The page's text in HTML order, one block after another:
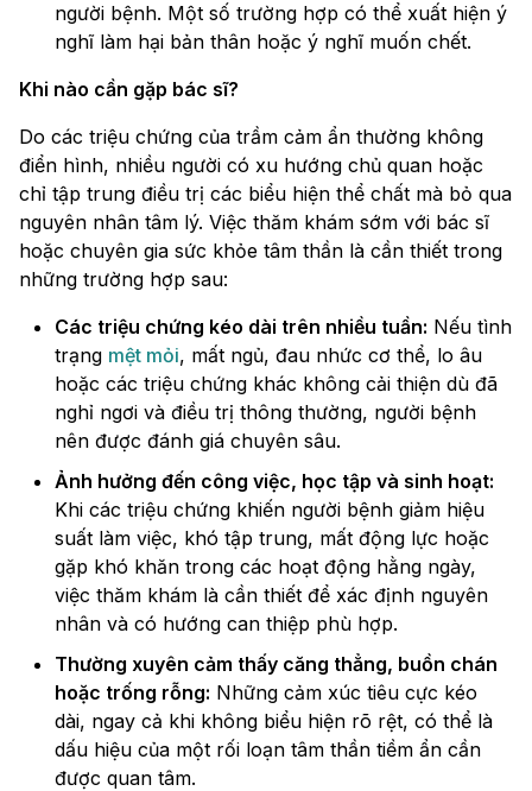
người bệnh. Một số trường hợp có thể xuất hiện ý
nghĩ làm hại bản thân hoặc ý nghĩ muốn chết.
Khi nào cần gặp bác sĩ?
Do các triệu chứng của trầm cảm ẩn thường không
điển hình, nhiều người có xu hướng chủ quan hoặc
chỉ tập trung điều trị các biểu hiện thể chất mà bỏ qua
nguyên nhân tâm lý. Việc thăm khám sớm với bác sĩ
hoặc chuyên gia sức khỏe tâm thần là cần thiết trong
những trường hợp sau:
Các triệu chứng kéo dài trên nhiều tuần: Nếu tình
trạng mệt mỏi, mất ngủ, đau nhức cơ thể, lo âu
hoặc các triệu chứng khác không cải thiện dù đã
nghỉ ngơi và điều trị thông thường, người bệnh
nên được đánh giá chuyên sâu.
Ảnh hưởng đến công việc, học tập và sinh hoạt:
Khi các triệu chứng khiến người bệnh giảm hiệu
suất làm việc, khó tập trung, mất động lực hoặc
gặp khó khăn trong các hoạt động hằng ngày,
việc thăm khám là cần thiết để xác định nguyên
nhân và có hướng can thiệp phù hợp.
Thường xuyên cảm thấy căng thẳng, buồn chán
hoặc trống rỗng: Những cảm xúc tiêu cực kéo
dài, ngay cả khi không biểu hiện rõ rệt, có thể là
dấu hiệu của một rối loạn tâm thần tiềm ẩn cần
được quan tâm.